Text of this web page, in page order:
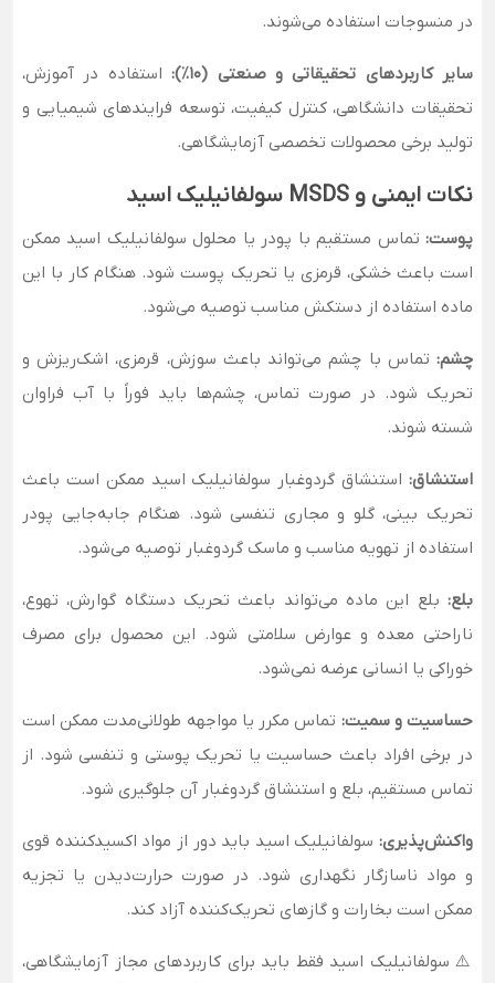
در منسوجات استفاده می‌شوند.
سایر کاربردهای تحقیقاتی و صنعتی (۱۰٪):
استفاده در آموزش،
تحقیقات دانشگاهی، کنترل کیفیت، توسعه فرایندهای شیمیایی و
تولید برخی محصولات تخصصی آزمایشگاهی.
نکات ایمنی و MSDS سولفانیلیک اسید
پوست: تماس مستقیم با پودر یا محلول سولفانیلیک اسید ممکن
است باعث خشکی، قرمزی یا تحریک پوست شود. هنگام کار با این
ماده استفاده از دستکش مناسب توصیه می‌شود.
چشم: تماس با چشم می‌تواند باعث سوزش، قرمزی، اشک‌ریزش و
تحریک شود. در صورت تماس، چشم‌ها باید فوراً با آب فراوان
شسته شوند.
استنشاق: استنشاق گردوغبار سولفانیلیک اسید ممکن است باعث
تحریک بینی، گلو و مجاری تنفسی شود. هنگام جابه‌جایی پودر
استفاده از تهویه مناسب و ماسک گردوغبار توصیه می‌شود.
بلع: بلع این ماده می‌تواند باعث تحریک دستگاه گوارش، تهوع،
ناراحتی معده و عوارض سلامتی شود. این محصول برای مصرف
خوراکی یا انسانی عرضه نمی‌شود.
حساسیت و سمیت: تماس مکرر یا مواجهه طولانی‌مدت ممکن است
در برخی افراد باعث حساسیت یا تحریک پوستی و تنفسی شود. از
تماس مستقیم، بلع و استنشاق گردوغبار آن جلوگیری شود.
واکنش‌پذیری: سولفانیلیک اسید باید دور از مواد اکسیدکننده قوی
و مواد ناسازگار نگهداری شود. در صورت حرارت‌دیدن یا تجزیه
ممکن است بخارات و گازهای تحریک‌کننده آزاد کند.
⚠️ سولفانیلیک اسید فقط باید برای کاربردهای مجاز آزمایشگاهی،